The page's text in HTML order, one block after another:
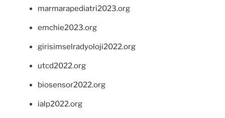
marmarapediatri2023.org
emchie2023.org
girisimselradyoloji2022.org
utcd2022.org
biosensor2022.org
ialp2022.org